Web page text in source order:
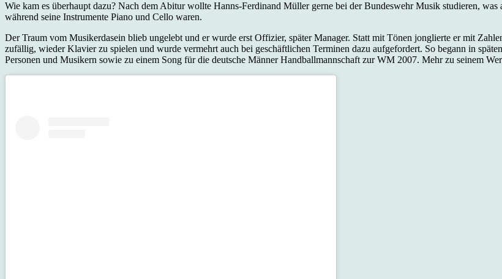
Wie kam es überhaupt dazu? Nach dem Abitur wollte Hanns-Ferdinand Müller gerne bei der Bundeswehr Musik studieren,
während seine Instrumente Piano und Cello waren.
Der Traum vom Musikerdasein blieb ungelebt und er wurde erst Offizier, später Manager. Statt mit Tönen jonglierte er mit
zufällig, wieder Klavier zu spielen und wurde vermehrt auch bei geschäftlichen Terminen dazu aufgefordert. So begann in
Personen und Musikern sowie zu einem Song für die deutsche Männer Handballmannschaft zur WM 2007. Mehr zu seinem